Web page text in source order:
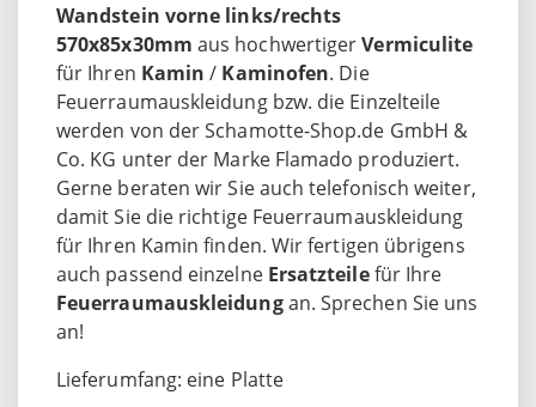
Wandstein vorne links/rechts
570x85x30mm aus hochwertigerVermiculite
für Ihren Kamin/ Kaminofen. Die
Feuerraumauskleidung bzw. die Einzelteile
werden von der Schamotte-Shop.de GmbH &
Co. KG unter der Marke Flamado produziert.
Gerne beraten wir Sie auch telefonisch weiter,
damit Sie die richtige Feuerraumauskleidung
für Ihren Kamin finden. Wir fertigen übrigens
auch passend einzelne Ersatzteilefür Ihre
Feuerraumauskleidungan. Sprechen Sie uns
an!
Lieferumfang: eine Platte